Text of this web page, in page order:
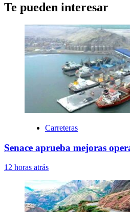
Te pueden interesar
Carreteras
Senace aprueba mejoras
12 horas atrás